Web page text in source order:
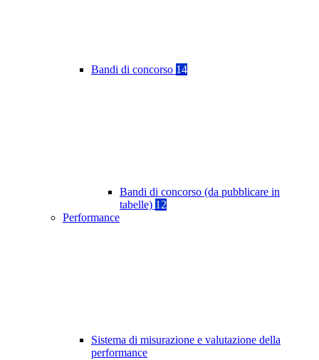
Bandi di concorso 14
Bandi di concorso (da pubblicare in
tabelle) 12
Performance
Sistema di misurazione e valutazione della
performance